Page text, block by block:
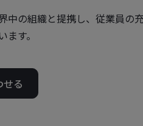
中の組織と提携し、従業員の
ます。
せる